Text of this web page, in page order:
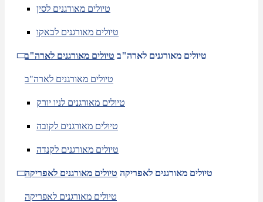
טיולים מאורגנים לסין
טיולים מאורגנים לבאקו
טיולים מאורגנים לארה"ב טיולים מאורגנים לארה"ב
טיולים מאורגנים לארה"ב
טיולים מאורגנים לניו יורק
טיולים מאורגנים לקובה
טיולים מאורגנים לקנדה
טיולים מאורגנים לאפריקה טיולים מאורגנים לאפריקה
טיולים מאורגנים לאפריקה